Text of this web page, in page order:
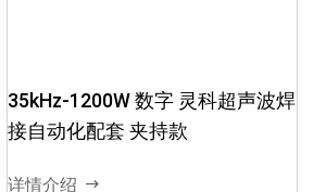
35kHz-1200W 数字 灵科超声波焊
接自动化配套 夹持款
详情介绍
可长时间工作02、电箱模块化
电路设计，减少超声电信号干
智能软件调频，保障电箱与换